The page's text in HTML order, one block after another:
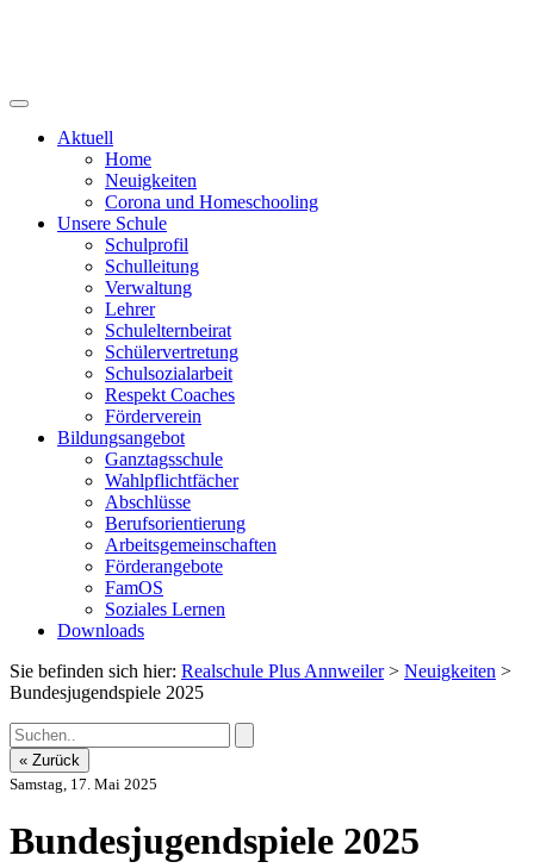
Aktuell
Home
Neuigkeiten
Corona und Homeschooling
Unsere Schule
Schulprofil
Schulleitung
Verwaltung
Lehrer
Schulelternbeirat
Schülervertretung
Schulsozialarbeit
Respekt Coaches
Förderverein
Bildungsangebot
Ganztagsschule
Wahlpflichtfächer
Abschlüsse
Berufsorientierung
Arbeitsgemeinschaften
Förderangebote
FamOS
Soziales Lernen
Downloads
Sie befinden sich hier: Realschule Plus Annweiler> Neuigkeiten >
Bundesjugendspiele 2025
« Zurück
Samstag, 17. Mai 2025
Bundesjugendspiele 2025